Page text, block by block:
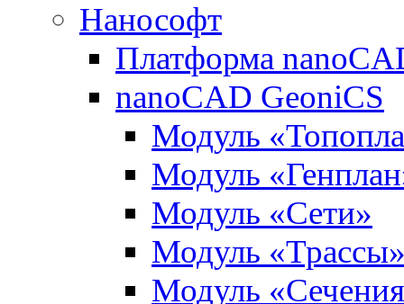
Нанософт
Платформа
nanoCAD GeoniCS
Модуль
Модуль
Модуль «Сети»
Модуль
Модуль